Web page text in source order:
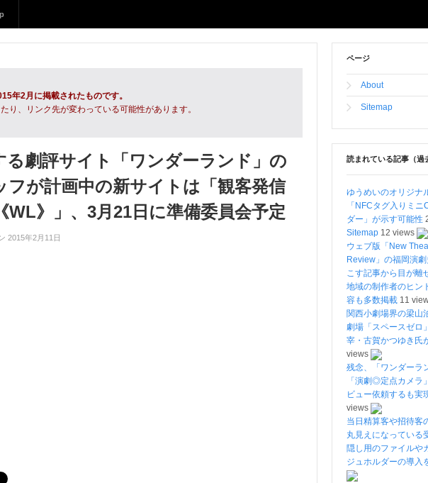
年2月に掲載されたものです。
り、リンク先が変わっている可能性があります。
る劇評サイト「ワンダーランド」の
フが計画中の新サイトは「観客発信
WL》」、3月21日に準備委員会予定
2015年2月11日
ページ
About
Sitemap
読まれている記事（過
ゆうめいのオリジナ
「NFCタグ入りミ
ダー」が示す可能性
Sitemap 12 views
ウェブ版「New
Review」の福岡演
こす記事から目が離
地域の制作者のヒン
容も多数掲載 11
関西小劇場界の梁山
劇場「スペースゼロ
宰・古賀かつゆき氏
views
残念、「ワンダーラ
「演劇◎定点カメラ
ビュー依頼するも実
views
当日精算客や招待客
丸見えになっている
隠し用のファイルや
ジュホルダーの導入